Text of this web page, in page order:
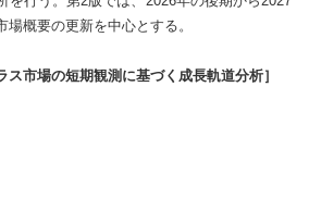
概要の更新を中心とする。